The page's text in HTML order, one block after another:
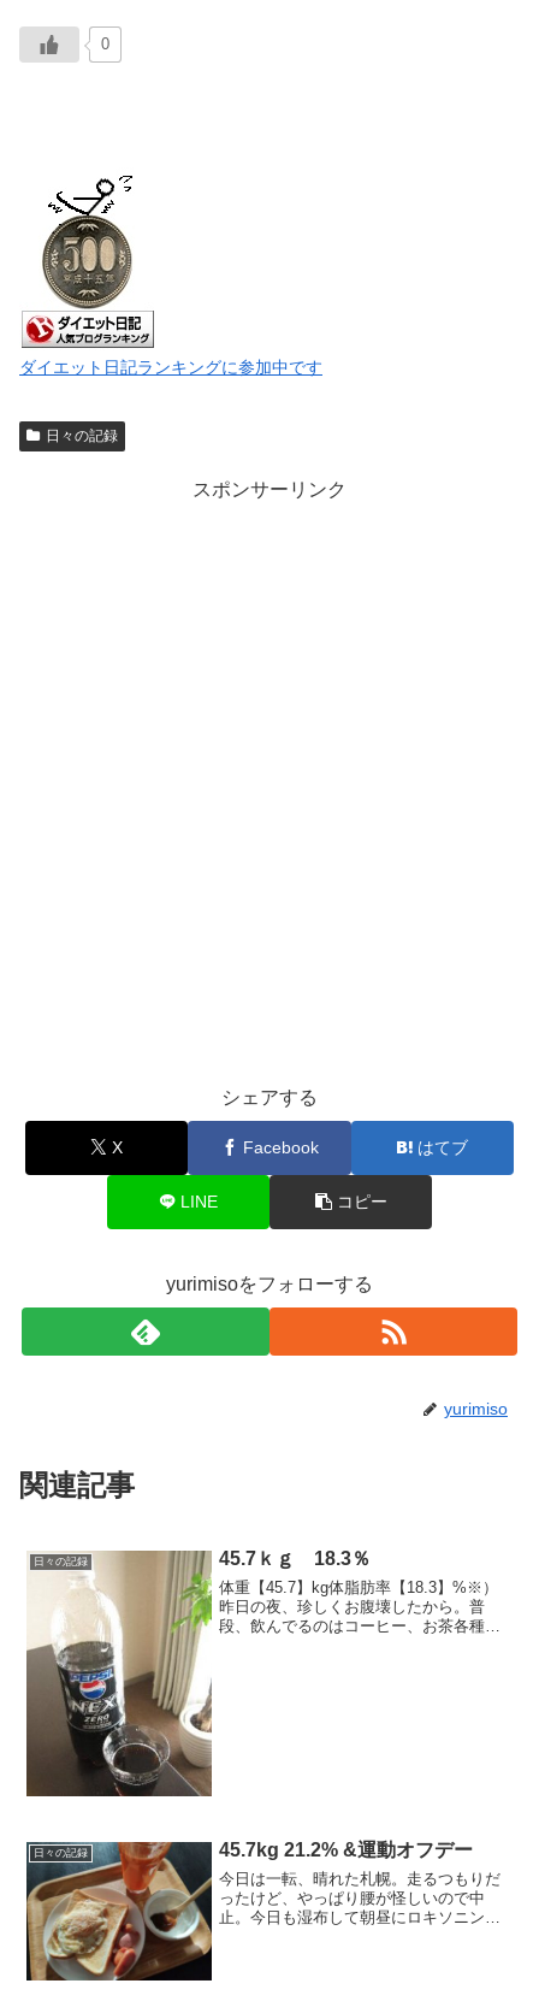
0
ダイエット日記ランキングに参加中です
日々の記録
スポンサーリンク
シェアする
X Facebook はてブ
LINE コピー
yurimisoをフォローする
yurimiso
関連記事
日々の記録 45.7ｋｇ 18.3％
体重【45.7】kg体脂肪率【18.3】%※）
昨日の夜、珍しくお腹壊したから。普
段、飲んでるのはコーヒー、お茶各種、
日々の記録 45.7kg 21.2% &運動オフデー
今日は一転、晴れた札幌。走るつもりだ
ったけど、やっぱり腰が怪しいので中
止。今日も湿布して朝昼にロキソニン投